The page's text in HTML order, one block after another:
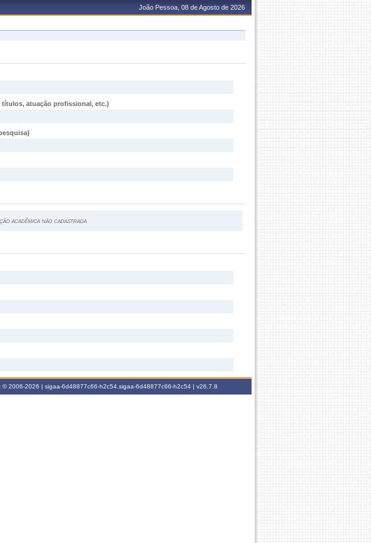
João Pessoa, 08 de Agosto de 2026
atuação profissional, etc.)
acadêmica não cadastrada
2006-2026 | sigaa-6d48877c66-h2c54.sigaa-6d48877c66-h2c54 | v26.7.8